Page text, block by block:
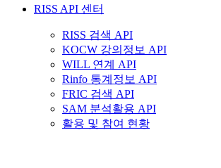
RISS API 센터
RISS 검색 API
KOCW 강의정보 API
WILL 연계 API
Rinfo 통계정보 API
FRIC 검색 API
SAM 분석활용 API
활용 및 참여 현황